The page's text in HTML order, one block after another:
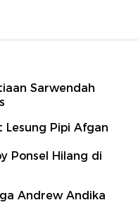
Sarwendah
Lesung Pipi Afgan
Ponsel Hilang di
Andrew Andika